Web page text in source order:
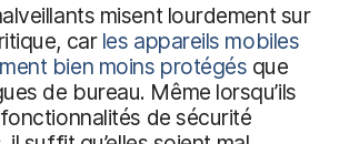
misent lourdement sur
car les appareils mobiles
bien moins protégés que
de bureau. Même lorsqu’ils
de sécurité